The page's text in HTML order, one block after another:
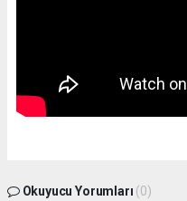
Okuyucu Yorumları (0)